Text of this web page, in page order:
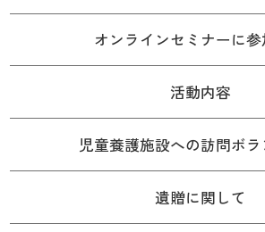
オンラインセミナーに参
活動内容
児童養護施設への訪問ボ
遺贈に関して